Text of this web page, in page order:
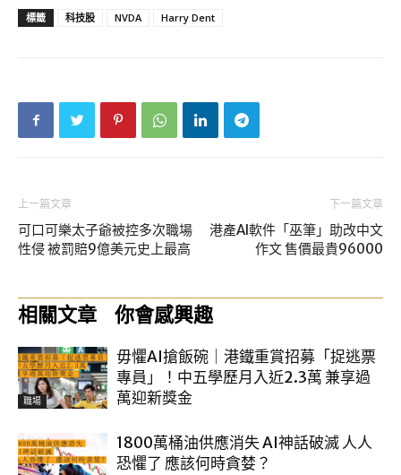
標籤 科技股 NVDA Harry Dent
上一篇文章
可口可樂太子爺被控多次職場
性侵 被罰賠9億美元史上最高
下一篇文章
港產AI軟件「巫筆」助改中文
作文 售價最貴96000
相關文章 你會感興趣
職場
毋懼AI搶飯碗｜港鐵重賞招募「捉逃票
專員」！中五學歷月入近2.3萬 兼享過
萬迎新獎金
1800萬桶油供應消失 AI神話破滅 人人
恐懼了 應該何時貪婪？